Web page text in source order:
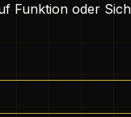
Funktion oder